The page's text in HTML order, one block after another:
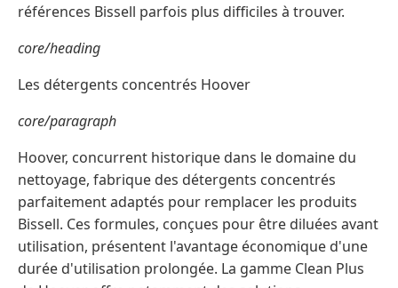
références Bissell parfois plus difficiles à trouver.
core/heading
Les détergents concentrés Hoover
core/paragraph
Hoover, concurrent historique dans le domaine du
nettoyage, fabrique des détergents concentrés
parfaitement adaptés pour remplacer les produits
Bissell. Ces formules, conçues pour être diluées avant
utilisation, présentent l'avantage économique d'une
durée d'utilisation prolongée. La gamme Clean Plus